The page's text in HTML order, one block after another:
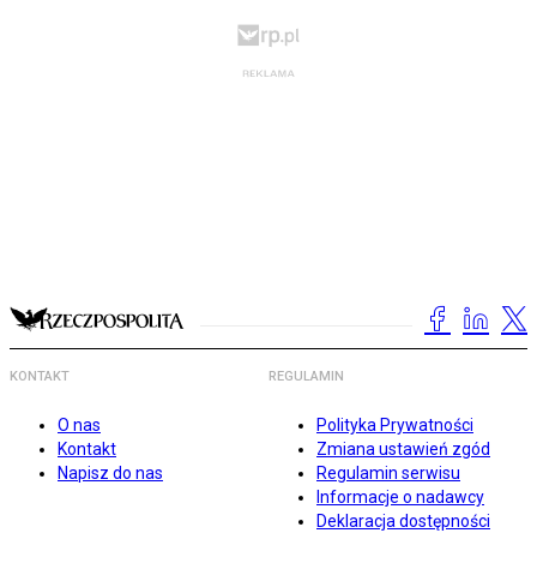
KONTAKT
O nas
Kontakt
Napisz do nas
REGULAMIN
Polityka Prywatności
Zmiana ustawień zgód
Regulamin serwisu
Informacje o nadawcy
Deklaracja dostępności